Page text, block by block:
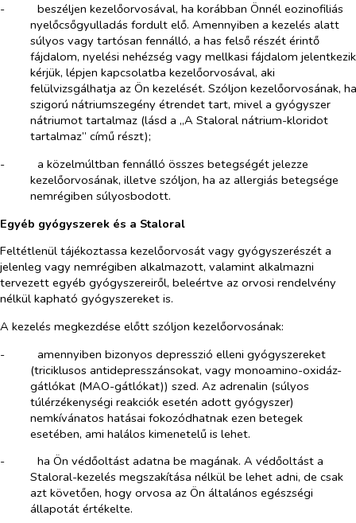
-​
beszéljen kezelőorvosával, ha korábban Önnél eozinofiliás
nyelőcsőgyulladás fordult elő. Amennyiben a kezelés alatt
súlyos vagy tartósan fennálló, a has felső részét érintő
fájdalom, nyelési nehézség vagy mellkasi fájdalom
kérjük, lépjen kapcsolatba kezelőorvosával, aki
felülvizsgálhatja az Ön kezelését. Szóljon kezelőorvosának, ha
szigorú nátriumszegény étrendet tart, mivel a gyógyszer
nátriumot tartalmaz (lásd a „A Staloral nátrium-kloridot
tartalmaz” című részt);
-​
a közelmúltban fennálló összes betegségét jelezze
kezelőorvosának, illetve szóljon, ha az allergiás betegsége
nemrégiben súlyosbodott.
Egyéb gyógyszerek és a Staloral
Feltétlenül tájékoztassa kezelőorvosát vagy gyógyszerészét a
jelenleg vagy nemrégiben alkalmazott, valamint alkalmazni
tervezett egyéb gyógyszereiről, beleértve az orvosi rendelvény
nélkül kapható gyógyszereket is.
A kezelés megkezdése előtt szóljon kezelőorvosának:
-​
amennyiben bizonyos depresszió elleni gyógyszereket
(triciklusos antidepresszánsokat, vagy monoamino-oxidáz-
gátlókat (MAO-gátlókat)) szed. Az adrenalin (súlyos
túlérzékenységi reakciók esetén adott gyógyszer)
nemkívánatos hatásai fokozódhatnak ezen betegek
esetében, ami halálos kimenetelű is lehet.
-​
ha Ön védőoltást adatna be magának. A védőoltást a
Staloral-kezelés megszakítása nélkül be lehet adni, de csak
azt követően, hogy orvosa az Ön általános egészségi
állapotát értékelte.